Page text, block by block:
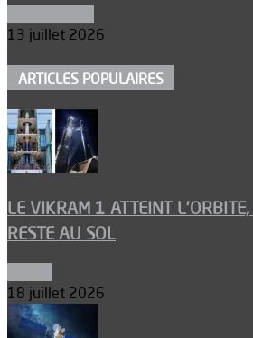
13 juillet 2026
ARTICLES POPULAIRES
LE VIKRAM 1 ATTEINT
RESTE AU SOL
18 juillet 2026